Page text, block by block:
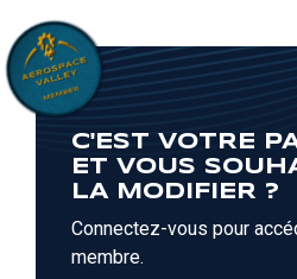
C'EST VOTRE
ET VOUS
LA MODIFIER ?
Connectez-vous pour
membre.